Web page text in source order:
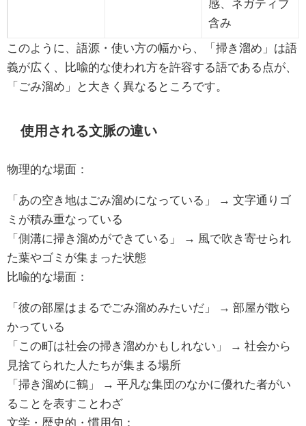
感、ネガティブ
含み
このように、語源・使い方の幅から、「掃き溜め」は語
義が広く、比喩的な使われ方を許容する語である点が、
「ごみ溜め」と大きく異なるところです。
使用される文脈の違い
物理的な場面：
「あの空き地はごみ溜めになっている」 → 文字通りゴ
ミが積み重なっている
「側溝に掃き溜めができている」 → 風で吹き寄せられ
た葉やゴミが集まった状態
比喩的な場面：
「彼の部屋はまるでごみ溜めみたいだ」 → 部屋が散ら
かっている
「この町は社会の掃き溜めかもしれない」 → 社会から
見捨てられた人たちが集まる場所
「掃き溜めに鶴」 → 平凡な集団のなかに優れた者がい
ることを表すことわざ
文学・歴史的・慣用句：